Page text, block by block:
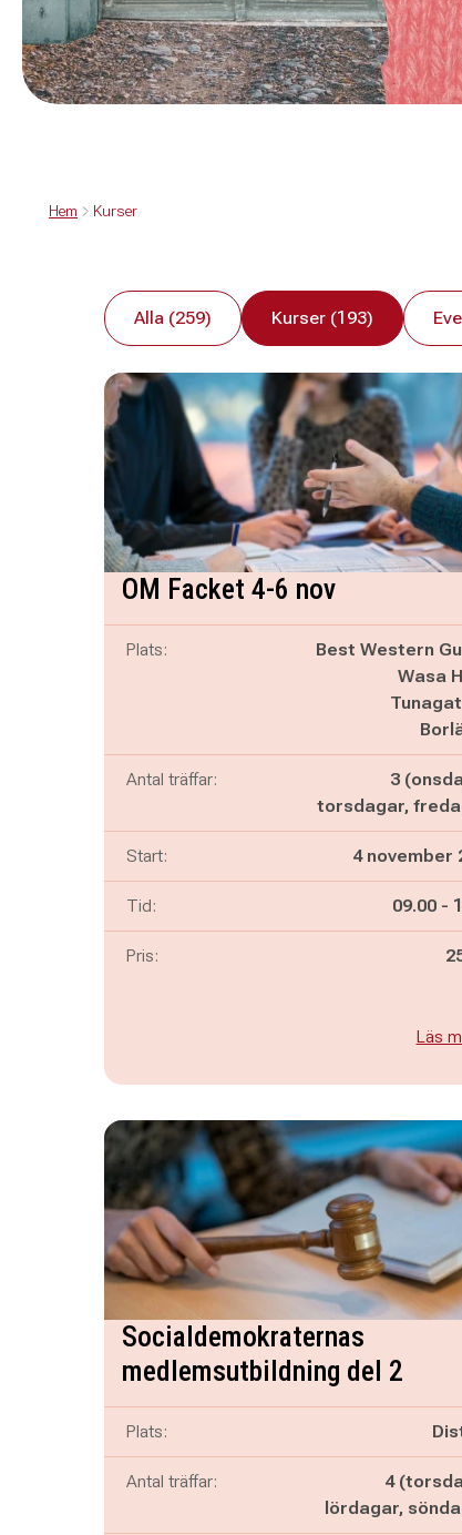
Hem Kurser
Alla (259) Kurser (193)
OM Facket 4-6 nov
Plats:
Best Western
Wasa
Antal träffar:
3
torsdagar,
Start: 4 november
Tid: Pågår
09.00 -
Pris:
Läs
Socialdemokraternas
medlemsutbildning del 2
Plats:
Antal träffar:
4
lördagar,